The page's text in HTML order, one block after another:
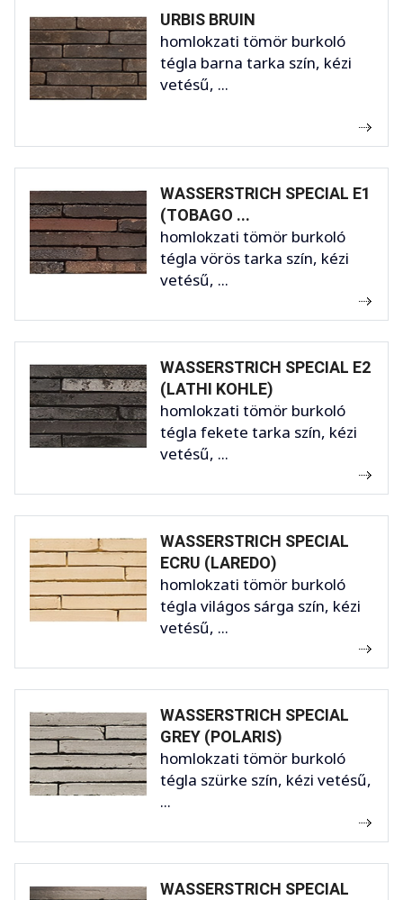
URBIS BRUIN
homlokzati tömör burkoló
tégla barna tarka szín, kézi
vetésű, ...
WASSERSTRICH SPECIAL E1
(TOBAGO ...
homlokzati tömör burkoló
tégla vörös tarka szín, kézi
vetésű, ...
WASSERSTRICH SPECIAL E2
(LATHI KOHLE)
homlokzati tömör burkoló
tégla fekete tarka szín, kézi
vetésű, ...
WASSERSTRICH SPECIAL
ECRU (LAREDO)
homlokzati tömör burkoló
tégla világos sárga szín, kézi
vetésű, ...
WASSERSTRICH SPECIAL
GREY (POLARIS)
homlokzati tömör burkoló
tégla szürke szín, kézi vetésű,
...
WASSERSTRICH SPECIAL